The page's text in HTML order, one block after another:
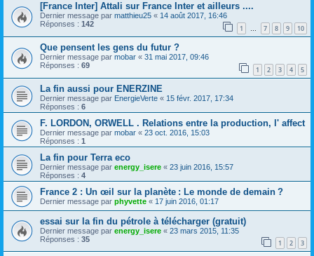
[France Inter] Attali sur France Inter et ailleurs ....
Dernier message par matthieu25 « 14 août 2017, 16:46
Réponses : 142 1 … 7 8 9 10
Que pensent les gens du futur ?
Dernier message par mobar « 31 mai 2017, 09:46
Réponses : 69 1 2 3 4 5
La fin aussi pour ENERZINE
Dernier message par EnergieVerte « 15 févr. 2017, 17:34
Réponses : 6
F. LORDON, ORWELL . Relations entre la production, l' affect
Dernier message par mobar « 23 oct. 2016, 15:03
Réponses : 1
La fin pour Terra eco
Dernier message par energy_isere « 23 juin 2016, 15:57
Réponses : 4
France 2 : Un œil sur la planète : Le monde de demain ?
Dernier message par phyvette « 17 juin 2016, 01:17
essai sur la fin du pétrole à télécharger (gratuit)
Dernier message par energy_isere « 23 mars 2015, 11:35
Réponses : 35 1 2 3